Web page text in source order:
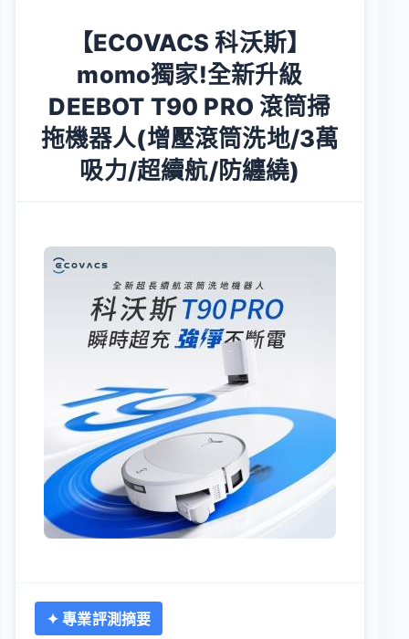
【ECOVACS 科沃斯】
momo獨家!全新升級
DEEBOT T90 PRO 滾筒掃
拖機器人(增壓滾筒洗地/3萬
吸力/超續航/防纏繞)
✦ 專業評測摘要